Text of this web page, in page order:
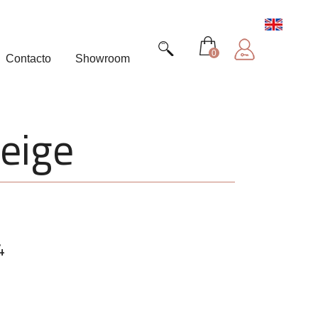
Contacto Showroom 0